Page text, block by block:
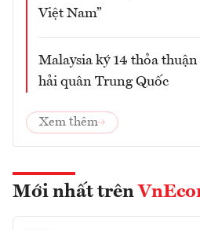
Việt Nam”
Malaysia ký 14 thỏa
hải quân Trung Quốc
Xem thêm
Mới nhất trên